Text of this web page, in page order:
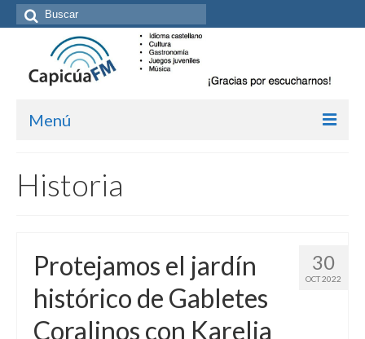
Buscar
por:
Menú
Kit de medios
Más de Allan Tépper
Boletines
Contacto (vía TecnoTur)
Historia
30
OCT 2022
Protejamos el jardín
histórico de Gabletes
Coralinos con Karelia